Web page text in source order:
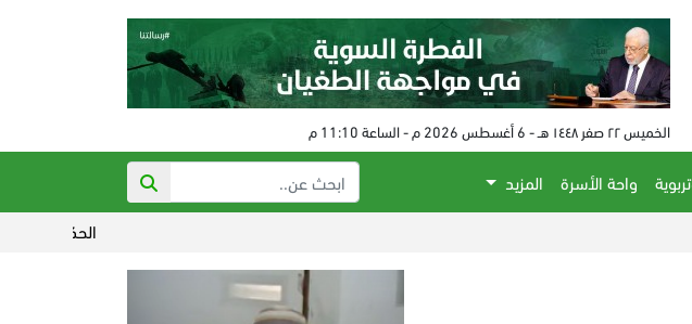
الخميس ٢٢ صفر ١٤٤٨ هـ - 6 أغسطس 2026 م - الساعة 11:10 م
واحة الأسرة
المزيد
الحكم على مفتي النظام